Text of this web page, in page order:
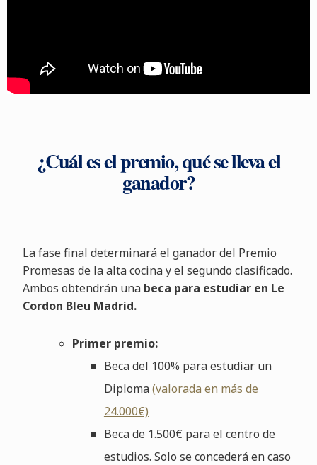
¿Cuál es el premio, qué se lleva el
ganador?
La fase final determinará el ganador del Premio
Promesas de la alta cocina y el segundo clasificado.
Ambos obtendrán una beca para estudiar en Le
Cordon Bleu Madrid.
Primer premio:
Beca del 100% para estudiar un
Diploma(valorada en más de
24.000€)
Beca de 1.500€ para el centro de
estudios. Solo se concederá en caso